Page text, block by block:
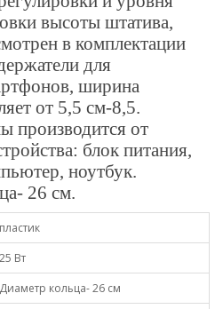
высоты штатива,
в комплектации
для
ширина
от 5,5 см-8,5.
производится от
блок питания,
ноутбук.
26 см.
пластик
25 Вт
Диаметр кольца- 26 см